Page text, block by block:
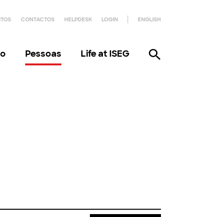
CONTACTOS HELPDESK LOGIN ENGLISH
Pessoas Life at ISEG